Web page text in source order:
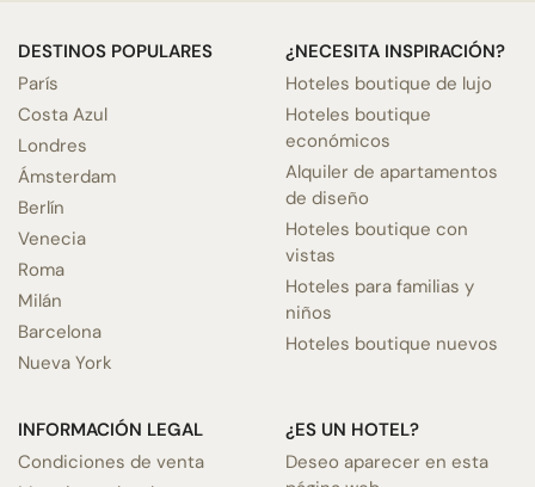
DESTINOS POPULARES
París
Costa Azul
Londres
Ámsterdam
Berlín
Venecia
Roma
Milán
Barcelona
Nueva York
¿NECESITA INSPIRACIÓN?
Hoteles boutique de lujo
Hoteles boutique
económicos
Alquiler de apartamentos
de diseño
Hoteles boutique con
vistas
Hoteles para familias y
niños
Hoteles boutique nuevos
INFORMACIÓN LEGAL
Condiciones de venta
¿ES UN HOTEL?
Deseo aparecer en esta